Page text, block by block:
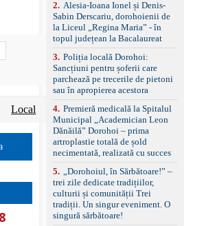
Local
schimbare bandă și
menținere bandă Faruri
bi-xenon adaptive cu
asistent fază lungă
automată , lumini de zi
LED, proiectoare ceață
LED, spălătoare faruri
față/spate, cameră
marșarier Keyless entry
& start, geamuri electrice
față/spate, oglinzi
electrice, încălzite și
rabatabile Sistem hands-
free, Bluetooth, USB
Sistem start/stop, frână
de parcare electrică,
anvelope vară runflat
2. Alesia-Ioana Ionel și Denis-
Sabin Derscariu, dorohoienii de
la Liceul „Regina Maria” - în
topul județean la Bacalaureat
3. Poliția locală Dorohoi:
Sancțiuni pentru șoferii care
parchează pe trecerile de pietoni
sau în apropierea acestora
4. Premieră medicală la Spitalul
Municipal „Academician Leon
Dănăilă” Dorohoi – prima
artroplastie totală de șold
necimentată, realizată cu succes
5.
„Dorohoiul, în Sărbătoare!” –
trei zile dedicate tradițiilor,
culturii și comunității Trei
tradiții. Un singur eveniment. O
singură sărbătoare!